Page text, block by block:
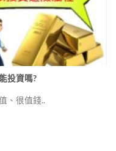
投資嗎?
、很值錢..